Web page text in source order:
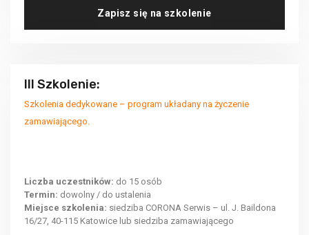
Zapisz się na szkolenie
III Szkolenie:
Szkolenia dedykowane – program układany na życzenie
zamawiającego.
Liczba uczestników: do 15 osób
Termin: dowolny / do ustalenia
Miejsce szkolenia: siedziba CORONA Serwis – ul. J. Baildona
16/27, 40-115 Katowice lub siedziba zamawiającego